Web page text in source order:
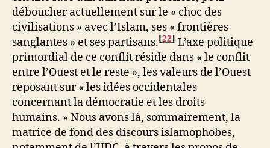
déboucher actuellement sur le « choc des
civilisations » avec l’Islam, ses « frontières
sanglantes » et ses partisans. [22] L’axe politique
primordial de ce conflit réside dans « le conflit
entre l’Ouest et le reste », les valeurs de l’Ouest
reposant sur « les idées occidentales
concernant la démocratie et les droits
humains. » Nous avons là, sommairement, la
matrice de fond des discours islamophobes,